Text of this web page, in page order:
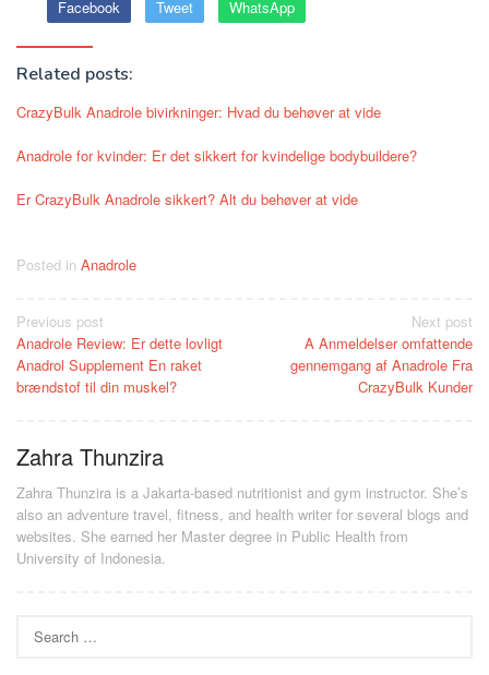
Facebook Tweet WhatsApp
Related posts:
CrazyBulk Anadrole bivirkninger: Hvad du behøver at vide
Anadrole for kvinder: Er det sikkert for kvindelige bodybuildere?
Er CrazyBulk Anadrole sikkert? Alt du behøver at vide
Posted in Anadrole
Post
navigation
Previous post
Anadrole Review: Er dette lovligt
Anadrol Supplement En raket
brændstof til din muskel?
Next post
A Anmeldelser omfattende
gennemgang af Anadrole Fra
CrazyBulk Kunder
Zahra Thunzira
Zahra Thunzira is a Jakarta-based nutritionist and gym instructor. She’s
also an adventure travel, fitness, and health writer for several blogs and
websites. She earned her Master degree in Public Health from
University of Indonesia.
for: